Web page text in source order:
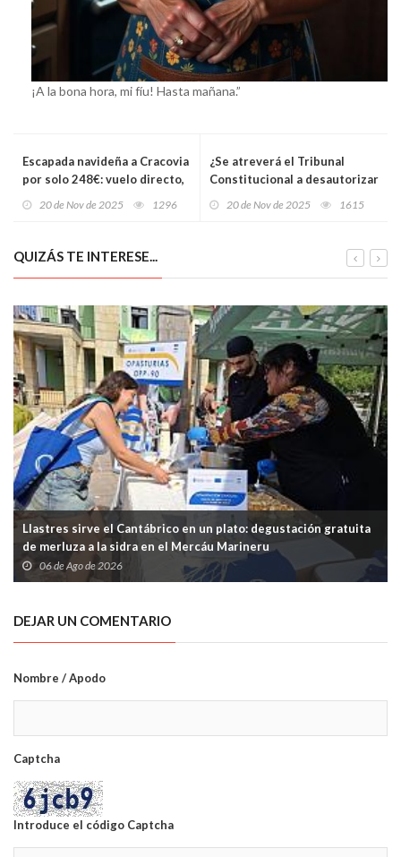
¡A la bona hora, mi fíu! Hasta mañana.”
Escapada navideña a Cracovia
por solo 248€: vuelo directo,
20 de Nov de 2025 1296
¿Se atreverá el Tribunal
Constitucional a desautorizar
20 de Nov de 2025 1615
QUIZÁS TE INTERESE...
Llastres sirve el Cantábrico en un plato: degustación gratuita
de merluza a la sidra en el Mercáu Marineru
06 de Ago de 2026
DEJAR UN COMENTARIO
Nombre / Apodo
Captcha
Introduce el código Captcha